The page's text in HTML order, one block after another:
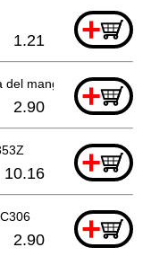
+
1.21
del mango DUC353Z
+
2.90
+
10.16
+
2.90